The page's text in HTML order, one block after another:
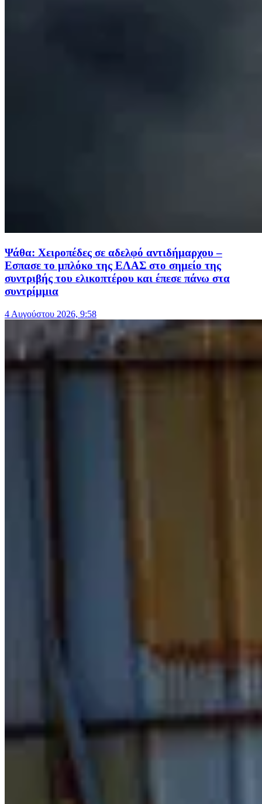
Ψάθα: Χειροπέδες σε αδελφό αντιδήμαρχου –
Εσπασε το μπλόκο της ΕΛΑΣ στο σημείο της
συντριβής του ελικοπτέρου και έπεσε πάνω στα
συντρίμμια
4 Αυγούστου 2026, 9:58